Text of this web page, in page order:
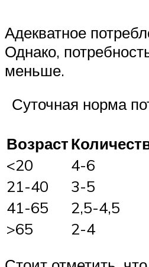
Адекватное
Однако,
меньше.
Суточная норма
Возраст
<20
4-6
21-40
3-5
41-65
2,5-4,5
>65
2-4